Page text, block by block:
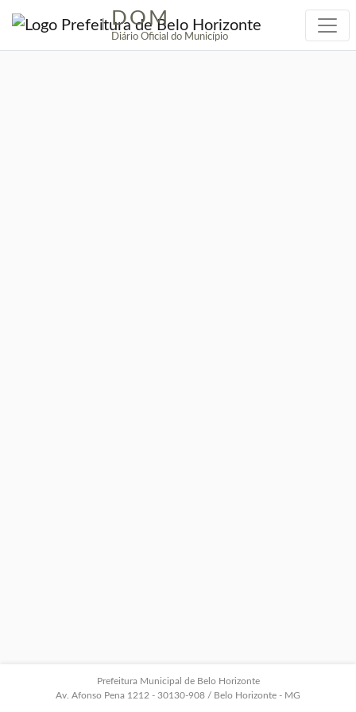
| DOM
Diário Oficial do Município
Prefeitura Municipal de Belo Horizonte
Av. Afonso Pena 1212 - 30130-908 / Belo Horizonte - MG